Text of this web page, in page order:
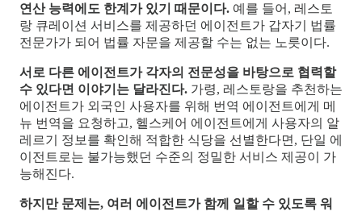
연산 능력에도 한계가 있기 때문이다. 예를 들어, 레스토
랑 큐레이션 서비스를 제공하던 에이전트가 갑자기 법률
전문가가 되어 법률 자문을 제공할 수는 없는 노릇이다.
서로 다른 에이전트가 각자의 전문성을 바탕으로 협력할
수 있다면 이야기는 달라진다. 가령, 레스토랑을 추천하는
에이전트가 외국인 사용자를 위해 번역 에이전트에게 메
뉴 번역을 요청하고, 헬스케어 에이전트에게 사용자의 알
레르기 정보를 확인해 적합한 식당을 선별한다면, 단일 에
이전트로는 불가능했던 수준의 정밀한 서비스 제공이 가
능해진다.
하지만 문제는, 여러 에이전트가 함께 일할 수 있도록 워